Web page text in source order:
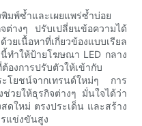
มพ์ซ้ำและเผยแพร่ซ้ำบ่อย
างๆ ปรับเปลี่ยนข้อความได้
ยเนื้อหาที่เกี่ยวข้องแบบเรียล
ทำให้ป้ายโฆษณา LED กลาง
องการปรับตัวให้เข้ากับ
ะโยชน์จากเทรนด์ใหม่ๆ การ
วยให้ธุรกิจต่างๆ มั่นใจได้ว่า
ดใหม่ ตรงประเด็น และสร้าง
แข่งขันสูง